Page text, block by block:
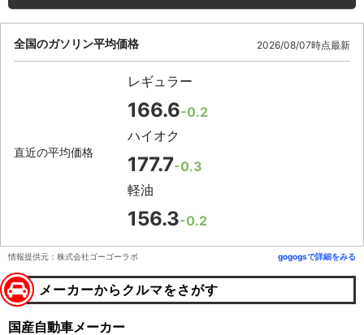
全国のガソリン平均価格 2026/08/07時点最新
直近の平均価格
レギュラー
166.6-0.2
ハイオク
177.7-0.3
軽油
156.3-0.2
情報提供元：株式会社ゴーゴーラボ gogogsで詳細をみる
メーカーからクルマをさがす
国産自動車メーカー